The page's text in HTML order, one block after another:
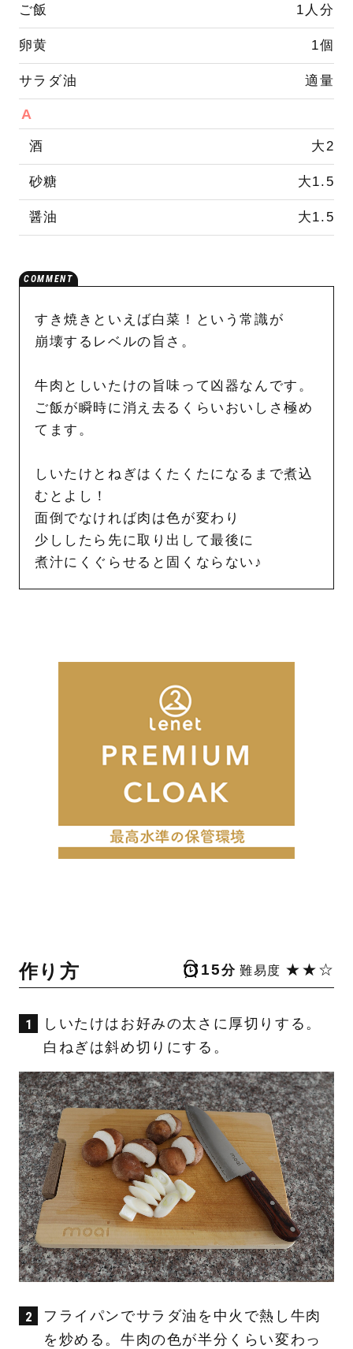
ご飯 1人分
卵黄 1個
サラダ油 適量
A
酒 大2
砂糖 大1.5
醤油 大1.5
すき焼きといえば白菜！という常識が
崩壊するレベルの旨さ。
牛肉としいたけの旨味って凶器なんです。
ご飯が瞬時に消え去るくらいおいしさ極め
てます。
しいたけとねぎはくたくたになるまで煮込
むとよし！
面倒でなければ肉は色が変わり
少ししたら先に取り出して最後に
煮汁にくぐらせると固くならない♪
作り方 15分 難易度 ★★☆
しいたけはお好みの太さに厚切りする。
白ねぎは斜め切りにする。
フライパンでサラダ油を中火で熱し牛肉
を炒める。牛肉の色が半分くらい変わっ